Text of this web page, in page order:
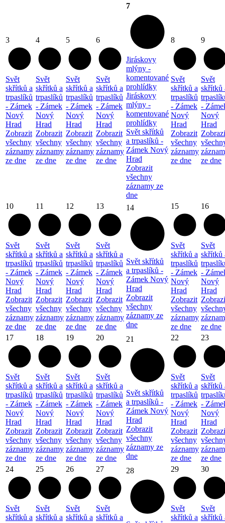
3
Svět
skřítků a
trpaslíků
- Zámek
Nový
Hrad
Zobrazit
všechny
záznamy
ze dne
4
Svět
skřítků a
trpaslíků
- Zámek
Nový
Hrad
Zobrazit
všechny
záznamy
ze dne
5
Svět
skřítků a
trpaslíků
- Zámek
Nový
Hrad
Zobrazit
všechny
záznamy
ze dne
6
Svět
skřítků a
trpaslíků
- Zámek
Nový
Hrad
Zobrazit
všechny
záznamy
ze dne
7
Jiráskovy
mlýny -
komentované
prohlídky
Jiráskovy
mlýny -
komentované
prohlídky
Svět skřítků
a trpaslíků -
Zámek Nový
Hrad
Zobrazit
všechny
záznamy ze
dne
8
Svět
skřítků a
trpaslíků
- Zámek
Nový
Hrad
Zobrazit
všechny
záznamy
ze dne
9
Svět
skřítků
-
Nový
Hrad
ze dne
10
Svět
skřítků a
trpaslíků
- Zámek
Nový
Hrad
Zobrazit
všechny
záznamy
ze dne
11
Svět
skřítků a
trpaslíků
- Zámek
Nový
Hrad
Zobrazit
všechny
záznamy
ze dne
12
Svět
skřítků a
trpaslíků
- Zámek
Nový
Hrad
Zobrazit
všechny
záznamy
ze dne
13
Svět
skřítků a
trpaslíků
- Zámek
Nový
Hrad
Zobrazit
všechny
záznamy
ze dne
14
Svět skřítků
a trpaslíků -
Zámek Nový
Hrad
Zobrazit
všechny
záznamy ze
dne
15
Svět
skřítků a
trpaslíků
- Zámek
Nový
Hrad
Zobrazit
všechny
záznamy
ze dne
16
Svět
skřítků
-
Nový
Hrad
ze dne
17
Svět
skřítků a
trpaslíků
- Zámek
Nový
Hrad
Zobrazit
všechny
záznamy
ze dne
18
Svět
skřítků a
trpaslíků
- Zámek
Nový
Hrad
Zobrazit
všechny
záznamy
ze dne
19
Svět
skřítků a
trpaslíků
- Zámek
Nový
Hrad
Zobrazit
všechny
záznamy
ze dne
20
Svět
skřítků a
trpaslíků
- Zámek
Nový
Hrad
Zobrazit
všechny
záznamy
ze dne
21
Svět skřítků
a trpaslíků -
Zámek Nový
Hrad
Zobrazit
všechny
záznamy ze
dne
22
Svět
skřítků a
trpaslíků
- Zámek
Nový
Hrad
Zobrazit
všechny
záznamy
ze dne
23
Svět
skřítků
-
Nový
Hrad
ze dne
24
Svět
skřítků a
25
Svět
skřítků a
26
Svět
skřítků a
27
Svět
skřítků a
28 29
Svět
skřítků a
30
Svět
skřítků